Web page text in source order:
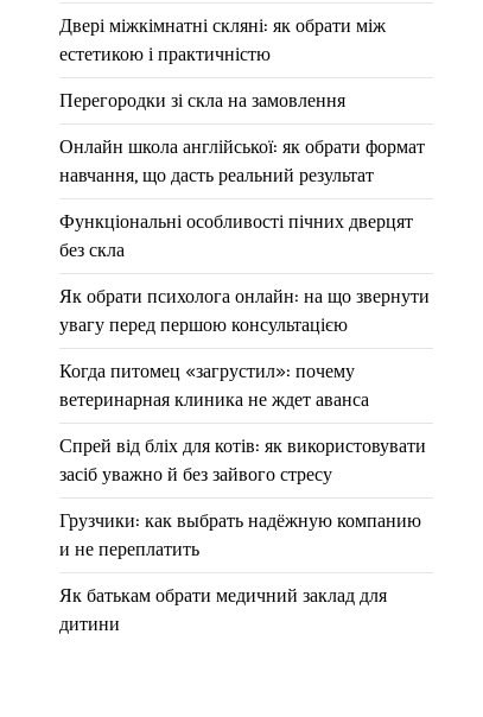
Двері міжкімнатні скляні: як обрати між
естетикою і практичністю
Перегородки зі скла на замовлення
Онлайн школа англійської: як обрати формат
навчання, що дасть реальний результат
Функціональні особливості пічних дверцят
без скла
Як обрати психолога онлайн: на що звернути
увагу перед першою консультацією
Когда питомец «загрустил»: почему
ветеринарная клиника не ждет аванса
Спрей від бліх для котів: як використовувати
засіб уважно й без зайвого стресу
Грузчики: как выбрать надёжную компанию
и не переплатить
Як батькам обрати медичний заклад для
дитини